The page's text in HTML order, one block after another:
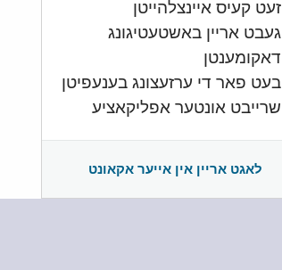
זעט קעיס איינצלהייטן
געבט אריין באשטעטיגונג
דאקומענטן
בעט פאר די ערזעצונג בענעפיטן
שרייבט אונטער אפליקאציע
לאגט אריין אין אייער אקאונט